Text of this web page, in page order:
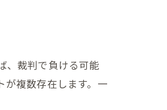
、裁判で負ける可能
が複数存在します。一